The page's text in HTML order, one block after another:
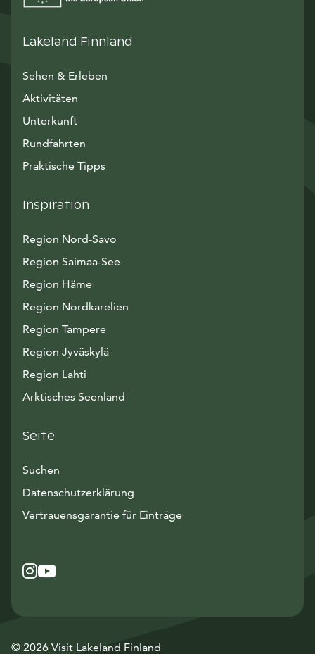
Lakeland Finnland
Sehen & Erleben
Aktivitäten
Unterkunft
Rundfahrten
Praktische Tipps
Inspiration
Region Nord-Savo
Region Saimaa-See
Region Häme
Region Nordkarelien
Region Tampere
Region Jyväskylä
Region Lahti
Arktisches Seenland
Seite
Suchen
Datenschutzerklärung
Vertrauensgarantie für Einträge
Instagram
Avautuu uuteen ikkunaan
YouTube
Avautuu uuteen ikkunaan
© 2026 Visit Lakeland Finland